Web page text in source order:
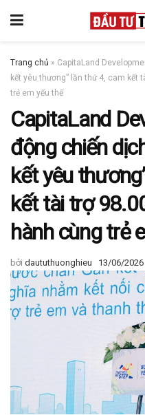
Trang chủ » CapitaLand
kết yêu thương” lần thứ 4, cam kết
trẻ em yếu thế
CapitaLand
động chiến
kết yêu
kết tài trợ
hành cùng trẻ
bởi daututhuonghieu 13/06/2026